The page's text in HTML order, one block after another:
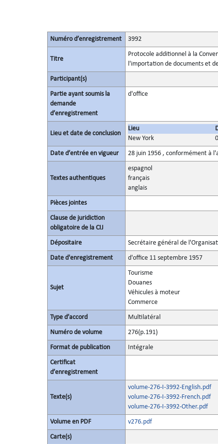
Numéro d’enregistrement 3992
Titre
Protocole additionnel à la
l'importation de documents et
Participant(s)
Partie ayant soumis la
demande
d’enregistrement
d'office
Lieu et date de conclusion
Lieu
New York
Date d’entrée en vigueur 28 juin 1956 , conformément à
Textes authentiques
espagnol
français
anglais
Pièces jointes
Clause de juridiction
obligatoire de la CIJ
Dépositaire Secrétaire général de
Date d'enregistrement d'office 11 septembre 1957
Sujet
Tourisme
Douanes
Véhicules à moteur
Commerce
Type d’accord Multilatéral
Numéro de volume 276(p.191)
Format de publication Intégrale
Certificat
d’enregistrement
Texte(s)
volume-276-I-3992-English.pdf
volume-276-I-3992-French.pdf
volume-276-I-3992-Other.pdf
Volume en PDF v276.pdf
Carte(s)